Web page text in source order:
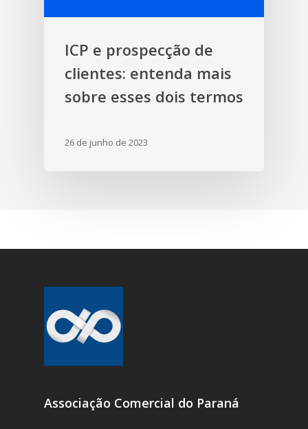
ICP e prospecção de
clientes: entenda mais
sobre esses dois termos
26 de junho de 2023
Associação Comercial do Paraná